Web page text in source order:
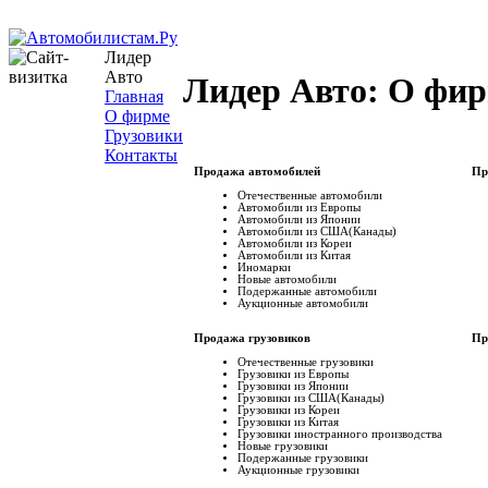
Лидер
Авто
Главная
О фирме
Грузовики
Контакты
Лидер Авто: О
Продажа автомобилей
Отечественные автомобили
Автомобили из Европы
Автомобили из Японии
Автомобили из США(Канады)
Автомобили из Кореи
Автомобили из Китая
Иномарки
Новые автомобили
Подержанные автомобили
Аукционные автомобили
Продажа грузовиков
Отечественные грузовики
Грузовики из Европы
Грузовики из Японии
Грузовики из США(Канады)
Грузовики из Кореи
Грузовики из Китая
Грузовики иностранного производства
Новые грузовики
Подержанные грузовики
Аукционные грузовики